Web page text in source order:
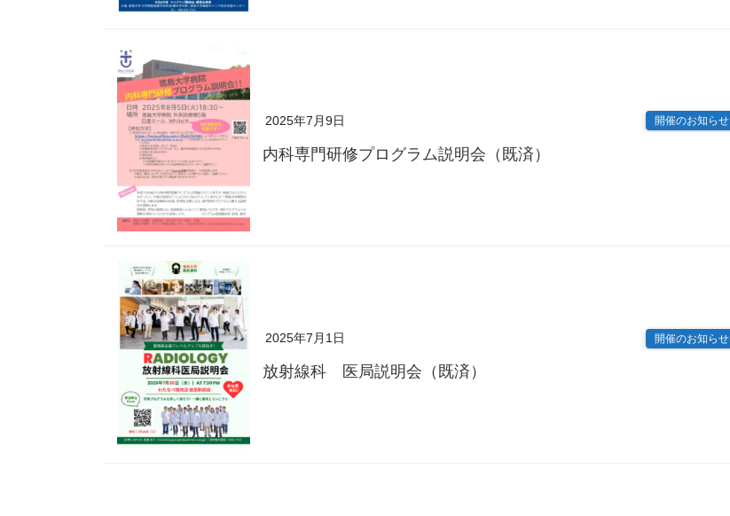
2025年7月9日 開催のお知らせ
内科専門研修プログラム説明会（既済）
2025年7月1日 開催のお知らせ
放射線科 医局説明会（既済）